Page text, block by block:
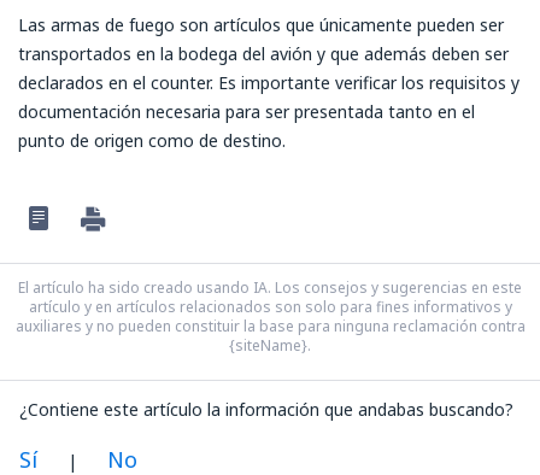
Las armas de fuego son artículos que únicamente pueden ser
transportados en la bodega del avión y que además deben ser
declarados en el counter. Es importante verificar los requisitos y
documentación necesaria para ser presentada tanto en el
punto de origen como de destino.
El artículo ha sido creado usando IA. Los consejos y sugerencias en este
artículo y en artículos relacionados son solo para fines informativos y
auxiliares y no pueden constituir la base para ninguna reclamación contra
{siteName}.
¿Contiene este artículo la información que andabas buscando?
Sí | No